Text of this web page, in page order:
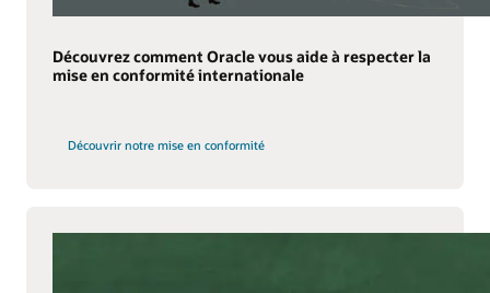
Découvrez comment Oracle vous aide à respecter la
mise en conformité internationale
Découvrir notre mise en conformité